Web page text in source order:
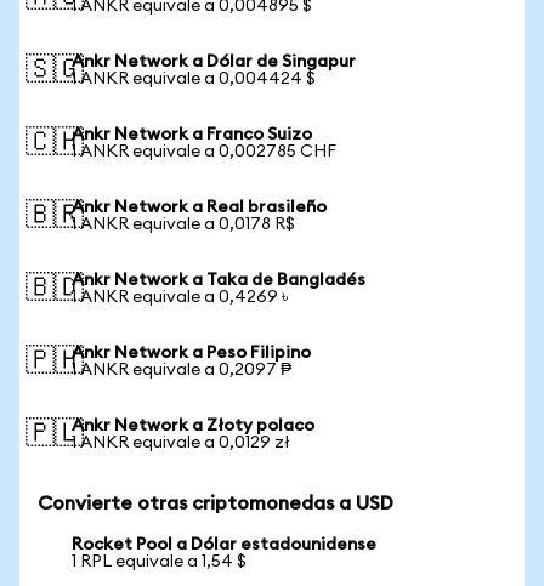
1 ANKR equivale a 0,004895 $
🇸🇬Ankr Network a Dólar de Singapur
1 ANKR equivale a 0,004424 $
🇨🇭Ankr Network a Franco Suizo
1 ANKR equivale a 0,002785 CHF
🇧🇷Ankr Network a Real brasileño
1 ANKR equivale a 0,0178 R$
🇧🇩Ankr Network a Taka de Bangladés
1 ANKR equivale a 0,4269 ৳
🇵🇭Ankr Network a Peso Filipino
1 ANKR equivale a 0,2097 ₱
🇵🇱Ankr Network a Złoty polaco
1 ANKR equivale a 0,0129 zł
Convierte otras criptomonedas a USD
Rocket Pool a Dólar estadounidense
1 RPL equivale a 1,54 $